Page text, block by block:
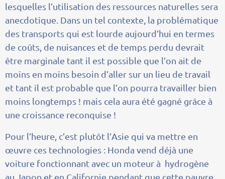
lesquelles l’utilisation des ressources naturelles sera
anecdotique. Dans un tel contexte, la problématique
des transports qui est lourde aujourd’hui en termes
de coûts, de nuisances et de temps perdu devrait
être marginale tant il est possible que l’on ait de
moins en moins besoin d’aller sur un lieu de travail
et tant il est probable que l’on pourra travailler bien
moins longtemps ! mais cela aura été gagné grâce à
une croissance reconquise !
Pour l’heure, c’est plutôt l’Asie qui va mettre en
œuvre ces technologies : Honda vend déjà une
voiture fonctionnant avec un moteur à hydrogène
au Japon et en Californie pendant que cette pauvre